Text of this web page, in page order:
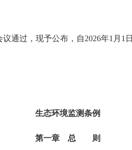
通过，现予公布，自2026年1月1
生态环境监测条例
第一章 总 则